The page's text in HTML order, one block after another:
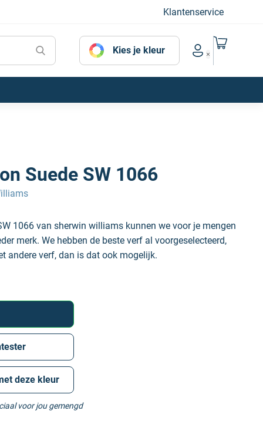
Klantenservice
Kies je kleur
Account menu
Naar mijn
Suede SW 1066
1066 van sherwin williams kunnen we voor je mengen
merk. We hebben de beste verf al voorgeselecteerd,
andere verf, dan is dat ook mogelijk.
deze kleur
voor jou gemengd